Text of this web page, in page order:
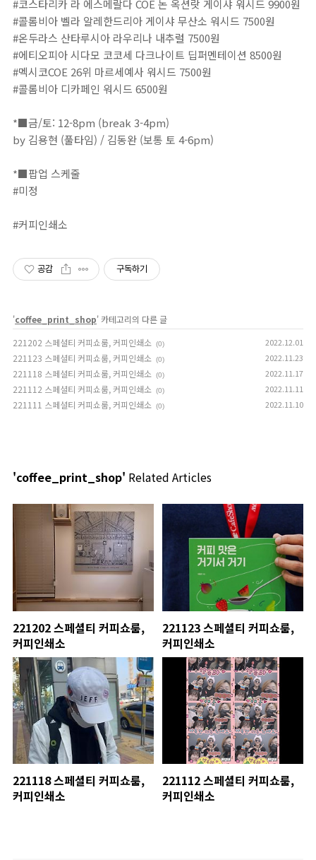
#코스타리카 라 에스메랄다 COE 논 옥션랏 게이샤 워시드 9900원⁣⁣
#콜롬비아 벨라 알레한드리아 게이샤 무산소 워시드⁣ 7500원⁣⁣
#온두라스 산타루시아 라우리나 내추럴⁣ 7500원⁣⁣
#에티오피아 시다모 코코세 다크나이트 딥퍼멘테이션 8500원⁣⁣
#멕시코COE 26위 마르세예사 워시드 7500원⁣⁣
#콜롬비아 디카페인 워시드 6500원⁣⁣⁣⁣⁣
*■금/토: 12-8pm (break 3-4pm)⁣⁣⁣⁣⁣⁣⁣⁣⁣⁣⁣⁣⁣⁣⁣⁣⁣⁣⁣⁣⁣⁣⁣⁣⁣⁣⁣⁣⁣⁣⁣⁣⁣⁣⁣⁣⁣⁣⁣⁣⁣⁣⁣⁣⁣⁣⁣⁣⁣⁣⁣⁣⁣⁣⁣⁣⁣⁣⁣⁣⁣⁣⁣⁣⁣⁣⁣⁣⁣⁣⁣⁣⁣⁣⁣⁣⁣⁣⁣⁣⁣⁣⁣⁣⁣⁣⁣⁣⁣⁣⁣⁣⁣⁣⁣⁣⁣⁣⁣⁣⁣⁣⁣⁣⁣⁣⁣⁣⁣⁣⁣⁣⁣⁣⁣⁣⁣⁣⁣⁣⁣⁣⁣⁣⁣⁣⁣⁣⁣⁣⁣⁣⁣⁣⁣⁣⁣⁣⁣⁣⁣⁣⁣⁣⁣⁣⁣⁣⁣⁣⁣⁣⁣⁣⁣⁣⁣⁣⁣⁣⁣⁣⁣⁣⁣⁣⁣⁣⁣⁣⁣⁣⁣⁣⁣⁣⁣⁣⁣⁣⁣⁣⁣⁣⁣⁣⁣⁣⁣⁣⁣⁣⁣⁣⁣⁣⁣⁣⁣⁣⁣⁣⁣⁣⁣⁣⁣⁣⁣⁣⁣⁣⁣⁣⁣⁣⁣⁣⁣⁣⁣⁣⁣⁣⁣⁣⁣⁣⁣⁣⁣⁣⁣⁣⁣⁣⁣⁣⁣⁣⁣⁣⁣⁣⁣⁣⁣⁣⁣⁣
by 김용현 (풀타임) / 김동완 (보통 토 4-6pm)⁣⁣⁣⁣⁣⁣⁣⁣⁣⁣⁣⁣⁣⁣⁣⁣⁣⁣⁣⁣⁣⁣⁣⁣⁣⁣⁣⁣⁣⁣⁣⁣⁣⁣⁣⁣⁣⁣⁣⁣⁣⁣⁣⁣⁣⁣⁣⁣⁣⁣⁣⁣⁣⁣⁣⁣⁣⁣⁣⁣⁣⁣⁣⁣⁣⁣⁣⁣⁣⁣⁣⁣⁣⁣⁣⁣⁣⁣⁣⁣⁣⁣⁣⁣⁣⁣⁣⁣⁣⁣⁣⁣⁣⁣⁣⁣⁣⁣⁣⁣⁣⁣⁣⁣⁣⁣⁣⁣⁣⁣⁣⁣⁣⁣⁣⁣⁣⁣⁣⁣⁣⁣⁣⁣⁣⁣⁣⁣⁣⁣⁣⁣⁣⁣⁣⁣⁣⁣⁣⁣⁣⁣⁣⁣⁣⁣⁣⁣⁣⁣⁣⁣⁣⁣⁣⁣⁣⁣⁣⁣⁣⁣⁣⁣⁣⁣⁣⁣⁣⁣⁣⁣⁣⁣⁣⁣⁣⁣
*■팝업 스케줄⁣⁣⁣⁣⁣⁣⁣⁣⁣⁣⁣⁣⁣⁣⁣⁣⁣⁣⁣⁣⁣⁣⁣⁣⁣⁣⁣⁣⁣⁣⁣⁣⁣⁣⁣⁣⁣⁣⁣⁣⁣⁣⁣⁣⁣⁣⁣⁣⁣⁣⁣⁣⁣⁣⁣⁣⁣⁣⁣⁣⁣⁣⁣⁣⁣⁣⁣⁣⁣⁣⁣⁣⁣⁣⁣⁣⁣⁣⁣⁣⁣⁣⁣⁣⁣⁣⁣⁣⁣⁣⁣⁣⁣⁣⁣⁣⁣⁣⁣⁣⁣⁣⁣⁣⁣⁣⁣⁣⁣⁣⁣⁣⁣⁣⁣⁣⁣⁣⁣⁣⁣⁣⁣⁣⁣⁣⁣⁣⁣⁣⁣⁣⁣⁣⁣⁣⁣⁣⁣⁣⁣⁣⁣⁣⁣⁣⁣⁣⁣⁣⁣⁣⁣⁣⁣⁣⁣⁣⁣⁣⁣⁣⁣⁣⁣⁣⁣⁣
#미정⁣
#커피인쇄소
공감 구독하기
'coffee_print_shop' 카테고리의 다른 글
221202 스페셜티 커피쇼룸, 커피인쇄소 (0) 2022.12.01
221123 스페셜티 커피쇼룸, 커피인쇄소 (0) 2022.11.23
221118 스페셜티 커피쇼룸, 커피인쇄소 (0) 2022.11.17
221112 스페셜티 커피쇼룸, 커피인쇄소 (0) 2022.11.11
221111 스페셜티 커피쇼룸, 커피인쇄소 (0) 2022.11.10
'coffee_print_shop' Related Articles
221202 스페셜티 커피쇼룸,
커피인쇄소
221123 스페셜티 커피쇼룸,
커피인쇄소
221118 스페셜티 커피쇼룸,
커피인쇄소
221112 스페셜티 커피쇼룸,
커피인쇄소